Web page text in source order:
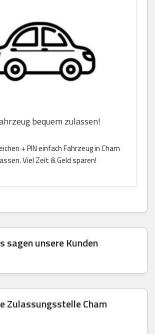
bequem zulassen!
+ PIN einfach Fahrzeug in Cham
Viel Zeit & Geld sparen!
sagen unsere Kunden
Zulassungsstelle Cham